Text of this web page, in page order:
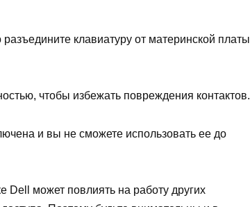
клавиатуру от материнской платы
чтобы избежать повреждения контактов.
и вы не сможете использовать ее до
Dell может повлиять на работу других